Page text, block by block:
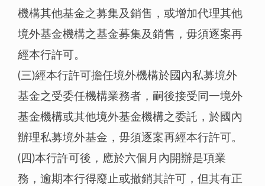
機構其他基金之募集及銷售，或增加代理其他
境外基金機構之基金募集及銷售，毋須逐案再
經本行許可。
(三)經本行許可擔任境外機構於國內私募境外
基金之受委任機構業務者，嗣後接受同一境外
基金機構或其他境外基金機構之委託，於國內
辦理私募境外基金，毋須逐案再經本行許可。
(四)本行許可後，應於六個月內開辦是項業
務，逾期本行得廢止或撤銷其許可，但其有正